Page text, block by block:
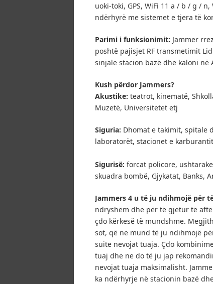
uoki-toki, GPS, WiFi 11 a / b / g /
ndërhyrë me sistemet e tjera të
Parimi i funksionimit: Jammer
poshtë pajisjet RF transmetimit
sinjale stacion bazë dhe kaloni në
Kush përdor Jammers?
Akustike: teatrot, kinematë,
Muzetë, Universitetet etj
Siguria: Dhomat e takimit, spitale
laboratorët, stacionet e karburantit
Sigurisë: forcat policore,
skuadra bombë, Gjykatat, Banks,
Jammers 4 u të ju ndihmojë për
ndryshëm dhe për të gjetur të
çdo kërkesë të mundshme.
sot, që ne mund të ju ndihmojë
suite nevojat tuaja. Çdo
tuaj dhe ne do të ju jap
nevojat tuaja maksimalisht.
ka ndërhyrje në stacionin bazë